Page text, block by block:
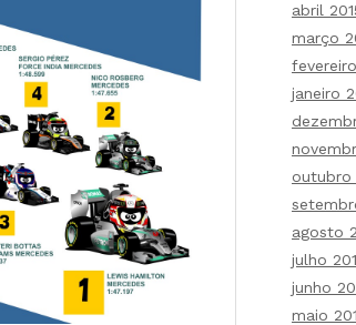
abril
março
janeiro
outubro
agosto
julho
junho
maio